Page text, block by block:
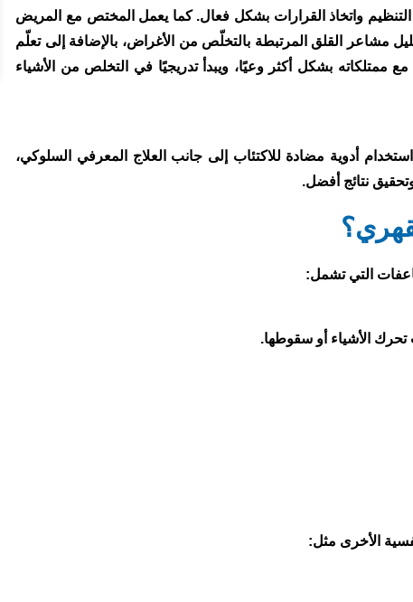
واتخاذ القرارات بشكل فعال. كما يعمل المختص مع المريض
مشاعر القلق المرتبطة بالتخلّص من الأغراض، بالإضافة إلى تعلّم
ممتلكاته بشكل أكثر وعيًا، ويبدأ تدريجيًا في التخلص من الأشياء
أدوية مضادة للاكتئاب إلى جانب العلاج المعرفي السلوكي،
نتائج أفضل.
التي تشمل:
الأشياء أو سقوطها.
الأخرى مثل: